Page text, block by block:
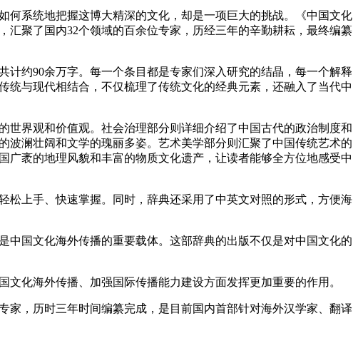
系统地把握这博大精深的文化，却是一项巨大的挑战。《中国文化
汇聚了国内32个领域的百余位专家，历经三年的辛勤耕耘，最终编纂
约90余万字。每一个条目都是专家们深入研究的结晶，每一个解释
与现代相结合，不仅梳理了传统文化的经典元素，还融入了当代中
界观和价值观。社会治理部分则详细介绍了中国古代的政治制度和
澜壮阔和文学的瑰丽多姿。艺术美学部分则汇聚了中国传统艺术的
袤的地理风貌和丰富的物质文化遗产，让读者能够全方位地感受中
上手、快速掌握。同时，辞典还采用了中英文对照的形式，方便海
国文化海外传播的重要载体。这部辞典的出版不仅是对中国文化的
化海外传播、加强国际传播能力建设方面发挥更加重要的作用。
家，历时三年时间编纂完成，是目前国内首部针对海外汉学家、翻译